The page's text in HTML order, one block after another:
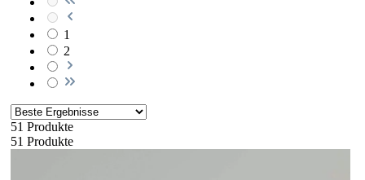
1
2
51 Produkte
51 Produkte